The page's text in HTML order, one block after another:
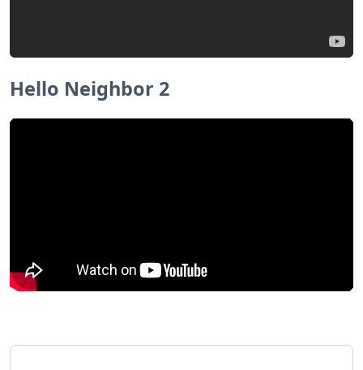
Hello Neighbor 2